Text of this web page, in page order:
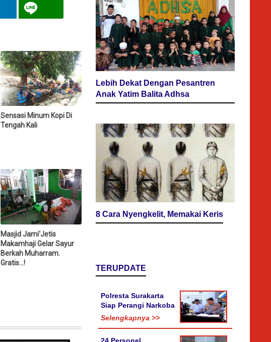
Sensasi Minum Kopi Di
Tengah Kali
Masjid Jami'Jetis
Makamhaji Gelar Sayur
Berkah Muharram.
Gratis...!
Lebih Dekat Dengan Pesantren
Anak Yatim Balita Adhsa
8 Cara Nyengkelit, Memakai Keris
TERUPDATE
Polresta Surakarta
Siap Perangi Narkoba
Selengkapnya >>
24 Personel